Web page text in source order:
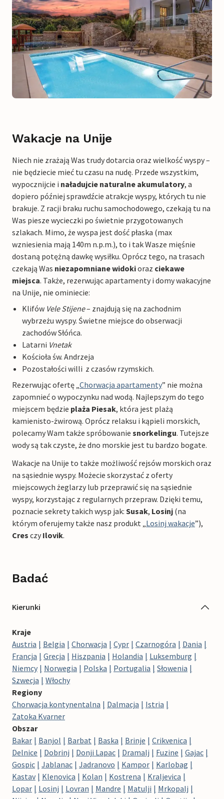
Wakacje na Unije
Niech nie zrażają Was trudy dotarcia oraz wielkość wyspy –
nie będziecie mieć tu czasu na nudę. Przede wszystkim,
wypocznijcie i naładujcie naturalne akumulatory, a
dopiero później sprawdźcie atrakcje wyspy, których tu nie
brakuje. Z racji braku ruchu samochodowego, czekają tu na
Was piesze wycieczki po świetnie przygotowanych
szlakach. Mimo, że wyspa jest dość płaska (max
wzniesienia mają 140m n.p.m.), to i tak Wasze mięśnie
dostaną potężną dawkę wysiłku. Oprócz tego, na trasach
czekają Was niezapomniane widokioraz ciekawe
miejsca. Także, rezerwując apartamenty i domy wakacyjne
na Unije, nie ominiecie:
Klifów Vele Stijene– znajdują się na zachodnim
wybrzeżu wyspy. Świetne miejsce do obserwacji
zachodów Słóńca.
Latarni Vnetak
Kościoła św. Andrzeja
Pozostałości willi z czasów rzymskich.
Rezerwując ofertę „Chorwacja apartamenty” nie można
zapomnieć o wypoczynku nad wodą. Najlepszym do tego
miejscem będzie plaża Piesak, która jest plażą
kamienisto-żwirową. Oprócz relaksu i kąpieli morskich,
polecamy Wam także spróbowanie snorkelingu. Tutejsze
wody są tak czyste, że dno morskie jest tu bardzo bogate.
Wakacje na Unije to także możliwość rejsów morskich oraz
na sąsiednie wyspy. Możecie skorzystać z oferty
miejscowych żeglarzy lub przeprawić się na sąsiednie
wyspy, korzystając z regularnych przepraw. Dzięki temu,
poznacie sekrety takich wysp jak: Susak, Losinj (na
którym oferujemy także nasz produkt „Losinj wakacje”),
Cres czy Ilovik.
Badać
Kierunki
Kraje
Austria
Belgia Chorwacja Cypr Czarnogóra
Dania
Francja
Grecja Hiszpania Holandia
Luksemburg
Niemcy
Norwegia Polska Portugalia
Słowenia
Szwecja
Włochy
Regiony
Chorwacja kontynentalna
Dalmacja
Istria
Zatoka Kvarner
Obszar
Bakar
Banjol Barbat Baska Brinje
Crikvenica
Delnice
Dobrinj Donji Lapac Dramalj Fuzine
Gajac
Gospic
Jablanac Jadranovo Kampor
Karlobag
Kastav
Klenovica Kolan Kostrena
Kraljevica
Lopar
Losinj Lovran Mandre Matulji
Mrkopalj